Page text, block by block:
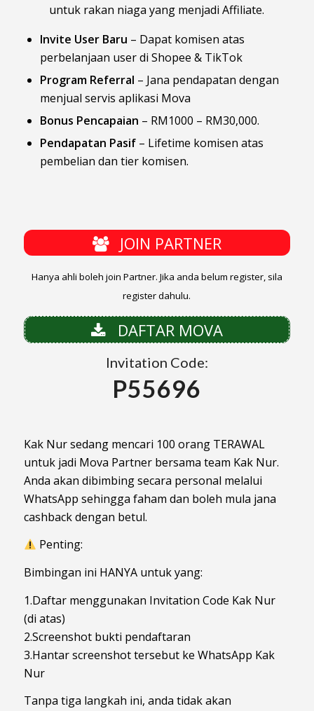
untuk rakan niaga yang menjadi Affiliate.
Invite User Baru – Dapat komisen atas
perbelanjaan user di Shopee & TikTok
Program Referral – Jana pendapatan dengan
menjual servis aplikasi Mova
Bonus Pencapaian – RM1000 – RM30,000.
Pendapatan Pasif– Lifetime komisen atas
pembelian dan tier komisen.
JOIN PARTNER
Hanya ahli boleh join Partner. Jika anda belum register, sila
register dahulu.
DAFTAR MOVA
Invitation Code:
P55696
Kak Nur sedang mencari 100 orang TERAWAL
untuk jadi Mova Partner bersama team Kak Nur.
Anda akan dibimbing secara personal melalui
WhatsApp sehingga faham dan boleh mula jana
cashback dengan betul.
Penting:
Bimbingan ini HANYA untuk yang:
1️.Daftar menggunakan Invitation Code Kak Nur
(di atas)
2️.Screenshot bukti pendaftaran
3️.Hantar screenshot tersebut ke WhatsApp Kak
Nur
Tanpa tiga langkah ini, anda tidak akan